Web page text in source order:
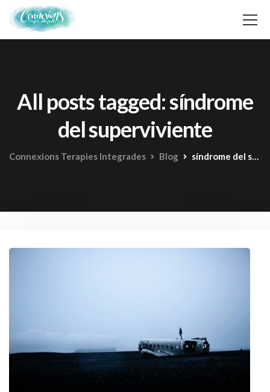
All posts tagged: síndrome
del superviviente
Connexions Terapies Integrades Blog síndrome del superviviente